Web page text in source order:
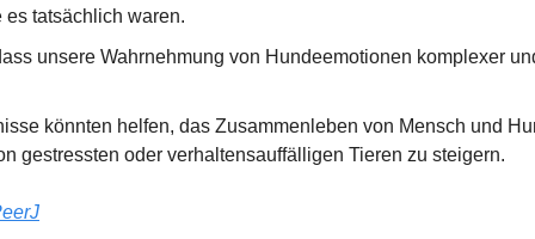
es tatsächlich waren.
unsere Wahrnehmung von Hundeemotionen komplexer
könnten helfen, das Zusammenleben von Mensch und
gestressten oder verhaltensauffälligen Tieren zu steigern.